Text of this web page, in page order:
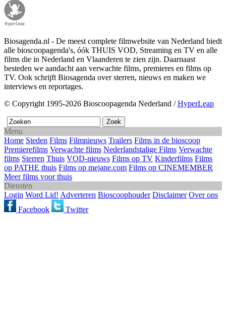
Biosagenda.nl - De meest complete filmwebsite van Nederland biedt
alle bioscoopagenda's, óók THUIS VOD, Streaming en TV en alle
films die in Nederland en Vlaanderen te zien zijn. Daarnaast
besteden we aandacht aan verwachte films, premieres en films op
TV. Ook schrijft Biosagenda over sterren, nieuws en maken we
interviews en reportages.
© Copyright 1995-2026 Bioscoopagenda Nederland /HyperLeap
Menu
Home Steden Films Filmnieuws Trailers Films in de bioscoop
Premierefilms Verwachte films Nederlandstalige Films Verwachte
films Sterren Thuis VOD-nieuws Films op TV Kinderfilms Films
op PATHE thuis Films op mejane.com Films op CINEMEMBER
Meer films voor thuis
Diensten
Login Word Lid! Adverteren Bioscoophouder Disclaimer Over ons
Facebook
Twitter